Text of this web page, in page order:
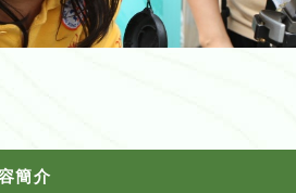
簡介